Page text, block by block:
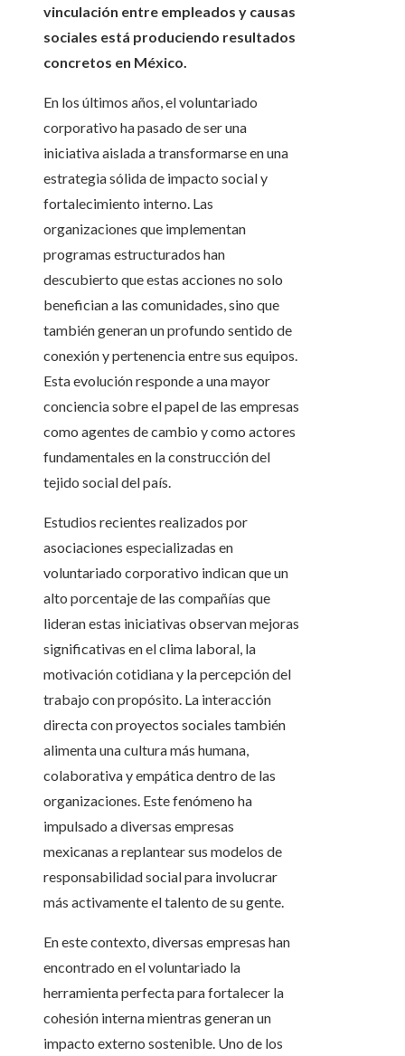
vinculación entre empleados y causas
sociales está produciendo resultados
concretos en México.
En los últimos años, el voluntariado
corporativo ha pasado de ser una
iniciativa aislada a transformarse en una
estrategia sólida de impacto social y
fortalecimiento interno. Las
organizaciones que implementan
programas estructurados han
descubierto que estas acciones no solo
benefician a las comunidades, sino que
también generan un profundo sentido de
conexión y pertenencia entre sus equipos.
Esta evolución responde a una mayor
conciencia sobre el papel de las empresas
como agentes de cambio y como actores
fundamentales en la construcción del
tejido social del país.
Estudios recientes realizados por
asociaciones especializadas en
voluntariado corporativo indican que un
alto porcentaje de las compañías que
lideran estas iniciativas observan mejoras
significativas en el clima laboral, la
motivación cotidiana y la percepción del
trabajo con propósito. La interacción
directa con proyectos sociales también
alimenta una cultura más humana,
colaborativa y empática dentro de las
organizaciones. Este fenómeno ha
impulsado a diversas empresas
mexicanas a replantear sus modelos de
responsabilidad social para involucrar
más activamente el talento de su gente.
En este contexto, diversas empresas han
encontrado en el voluntariado la
herramienta perfecta para fortalecer la
cohesión interna mientras generan un
impacto externo sostenible. Uno de los